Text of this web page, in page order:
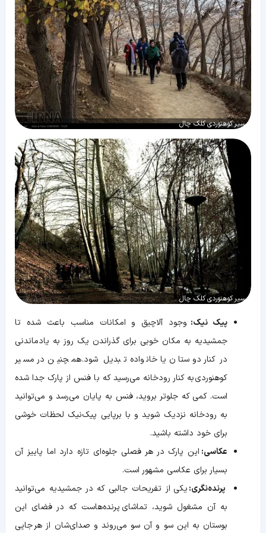
مسیر کوهنوردی کلک چال
مسیر کوهنوردی کلک چال
پیک نیک: وجود آلاچیق و امکانات مناسب باعث شده تا
جمشیدیه به مکان خوبی برای گذراندن یک روز به یادماندنی
در کنار دوستان یا خانواده تبدیل شود. همچنین در مسیر
کوهنوردی به کنار رودخانه می‌رسید که با فنس از پارک جدا شده
است. کمی که جلوتر بروید، فنس به پایان می‌رسد و می‌توانید
به رودخانه نزدیک شوید و با برپایی پیک‌نیک لحظات خوشی
برای خود داشته باشید.
عکاسی: این پارک در هر فصلی جلوه‌ای تازه دارد اما پاییز آن
بسیار برای عکاسی مشهور است.
پرنده‌نگری:یکی از تفریحات جالبی که در جمشیدیه می‌توانید
به آن مشغول شوید، تماشای پرنده‌هاست که در فضای این
بوستان به این سو و آن سو می‌روند و صدای‌شان از هر جایی